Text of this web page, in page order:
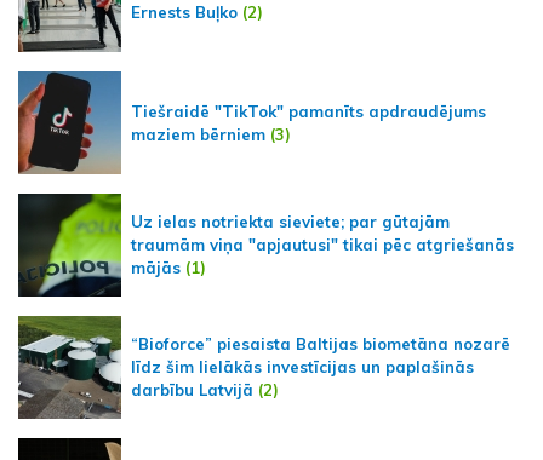
Ernests Buļko (2)
Tiešraidē "TikTok" pamanīts apdraudējums
maziem bērniem (3)
Uz ielas notriekta sieviete; par gūtajām
traumām viņa "apjautusi" tikai pēc atgriešanās
mājās (1)
“Bioforce” piesaista Baltijas biometāna nozarē
līdz šim lielākās investīcijas un paplašinās
darbību Latvijā (2)